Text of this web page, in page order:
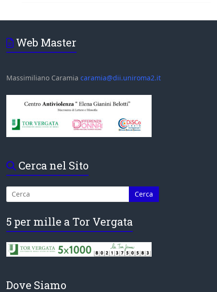
Web Master
Massimiliano Caramiacaramia@dii.uniroma2.it
Cerca nel Sito
5 per mille a Tor Vergata
Dove Siamo